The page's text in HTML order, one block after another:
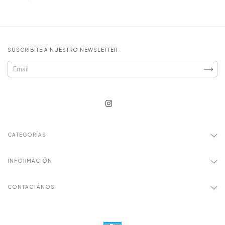
SUSCRIBITE A NUESTRO NEWSLETTER
CATEGORÍAS
INFORMACIÓN
CONTACTÁNOS